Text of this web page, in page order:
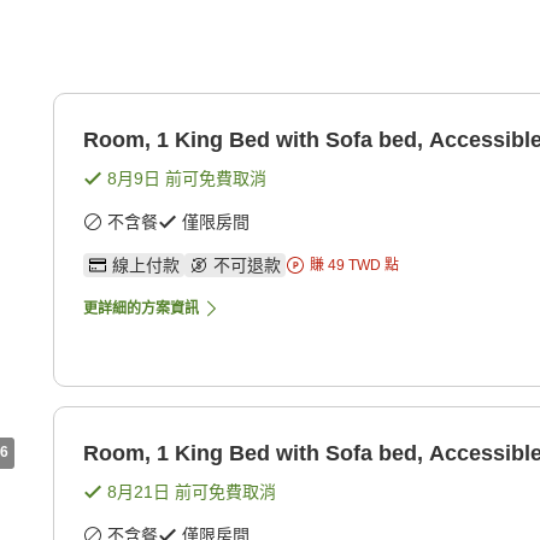
6
Room, 1 King Bed with Sofa bed,
8月9日 前可免費取消
不含餐 僅限房間
線上付款 不可退款 賺 49 TWD 點
更詳細的方案資訊
Room, 1 King Bed with Sofa bed,
8月21日 前可免費取消
不含餐 僅限房間